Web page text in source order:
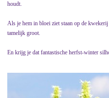
houdt.
Als je hem in bloei ziet staan op de kwekerij
tamelijk groot.
En krijg je dat fantastische herfst-winter